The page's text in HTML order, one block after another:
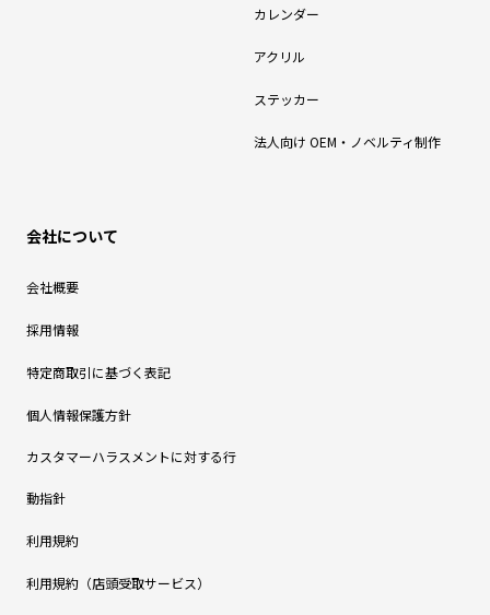
カレンダー
アクリル
ステッカー
法人向け OEM・ノベルティ制作
会社について
会社概要
採用情報
特定商取引に基づく表記
個人情報保護方針
カスタマーハラスメントに対する行
動指針
利用規約
利用規約（店頭受取サービス）